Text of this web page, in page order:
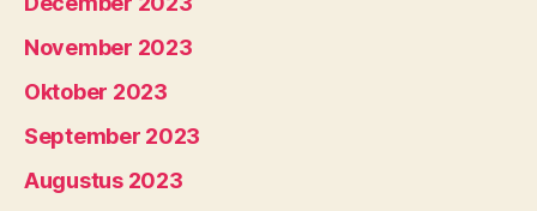
November 2023
Oktober 2023
September 2023
Augustus 2023